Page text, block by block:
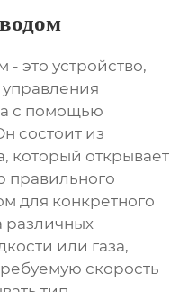
- это устройство,
управления
с помощью
состоит из
который открывает
правильного
для конкретного
различных
или газа,
скорость